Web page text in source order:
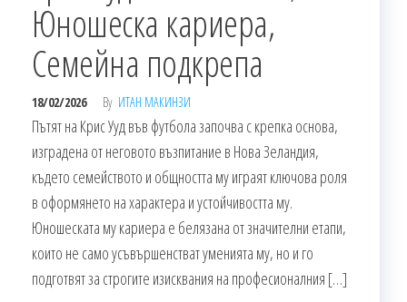
Юношеска кариера,
Семейна подкрепа
18/02/2026 By ИТАН МАКИНЗИ
Пътят на Крис Ууд във футбола започва с крепка основа,
изградена от неговото възпитание в Нова Зеландия,
където семейството и общността му играят ключова роля
в оформянето на характера и устойчивостта му.
Юношеската му кариера е белязана от значителни етапи,
които не само усъвършенстват уменията му, но и го
подготвят за строгите изисквания на професионалния […]